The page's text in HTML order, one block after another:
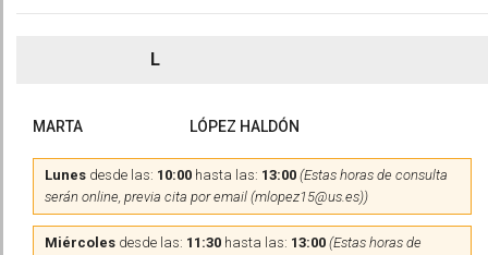
L
MARTA LÓPEZ HALDÓN
Lunes desde las: 10:00 hasta las: 13:00 (Estas horas de consulta
serán online, previa cita por email (mlopez15@us.es))
Miércoles desde las: 11:30 hasta las: 13:00 (Estas horas de